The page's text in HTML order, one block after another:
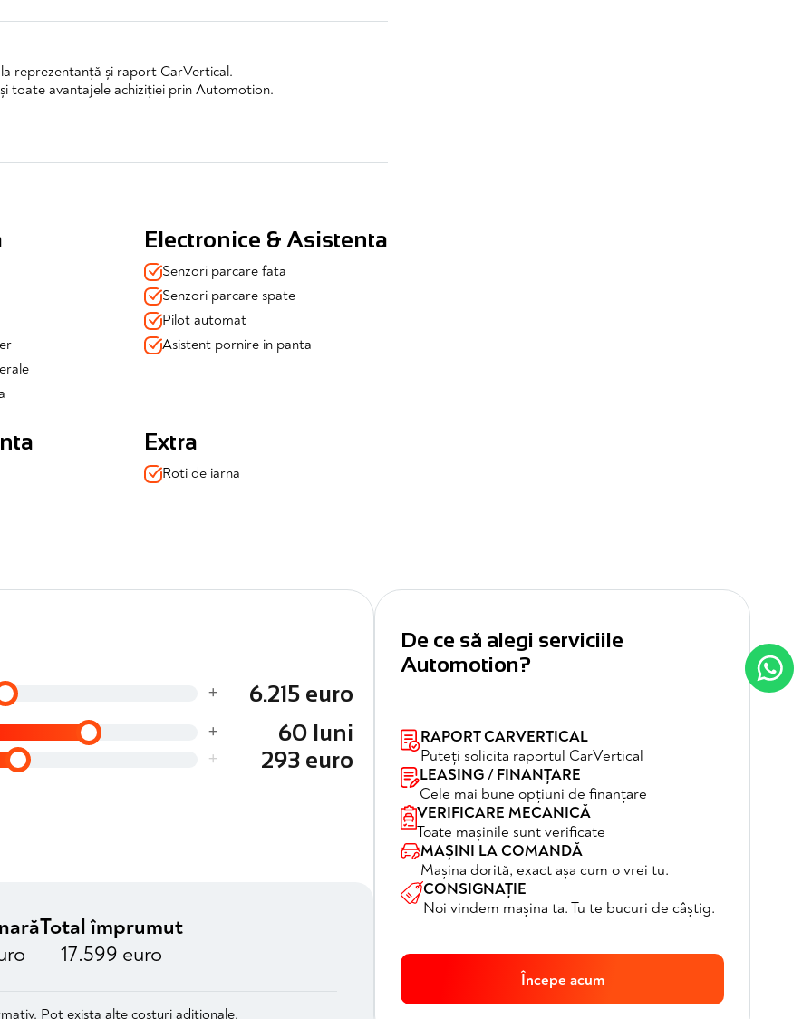
reprezentanță și raport CarVertical.
toate avantajele achiziției prin Automotion.
/spate
coleziune)
efectuate
consultanță dedicată, soluții de finanțare adaptate
Electronice & Asistenta
Senzori parcare fata
Senzori parcare spate
Pilot automat
Asistent pornire in panta
Extra
Roti de iarna
+
6.215 euro
+
60 luni
+ 293 euro
Total împrumut
17.599 euro
Pot exista alte costuri adiționale.
De ce să alegi serviciile
Automotion?
RAPORT CARVERTICAL
Puteți solicita raportul CarVertical
LEASING / FINANȚARE
Cele mai bune opțiuni de finanțare
VERIFICARE MECANICĂ
Toate mașinile sunt verificate
MAȘINI LA COMANDĂ
Mașina dorită, exact așa cum o vrei tu.
CONSIGNAȚIE
Noi vindem mașina ta. Tu te bucuri de câștig.
Începe acum